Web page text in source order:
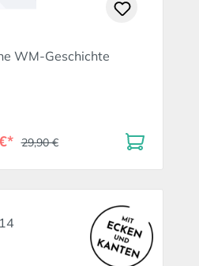
WM-Geschichte
29,90 €